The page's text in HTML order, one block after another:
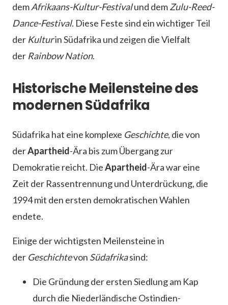
demAfrikaans-Kultur-Festivalund demZulu-Reed-
Dance-Festival. Diese Feste sind ein wichtiger Teil
der Kulturin Südafrika und zeigen die Vielfalt
der Rainbow Nation.
Historische Meilensteine des
modernen Südafrika
Südafrika hat eine komplexe Geschichte, die von
derApartheid-Ära bis zum Übergang zur
Demokratie reicht. DieApartheid-Ära war eine
Zeit der Rassentrennung und Unterdrückung, die
1994 mit den ersten demokratischen Wahlen
endete.
Einige der wichtigsten Meilensteine in
der Geschichtevon Südafrikasind:
Die Gründung der ersten Siedlung am Kap
durch die Niederländische Ostindien-